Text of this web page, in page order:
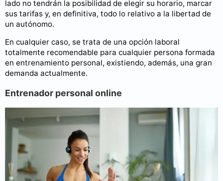
lado no tendrán la posibilidad de elegir su horario, marcar
sus tarifas y, en definitiva, todo lo relativo a la libertad de
un autónomo.
En cualquier caso, se trata de una opción laboral
totalmente recomendable para cualquier persona formada
en entrenamiento personal, existiendo, además, una gran
demanda actualmente.
Entrenador personal online